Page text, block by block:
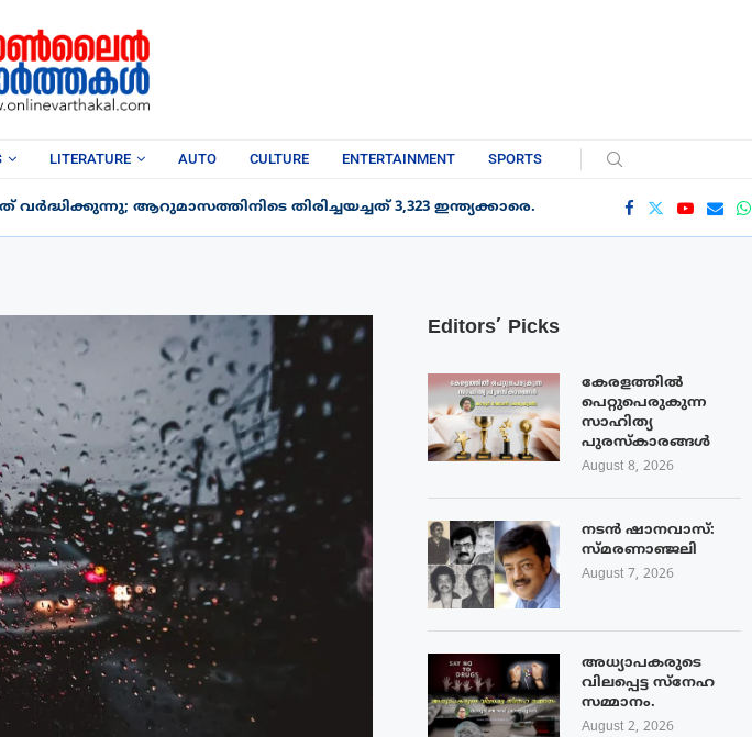
LITERATURE AUTO CULTURE ENTERTAINMENT SPORTS
ആറുമാസത്തിനിടെ തിരിച്ചയച്ചത് 3,323 ഇന്ത്യക്കാരെ.
Editors’ Picks
കേരളത്തിൽ
പെറ്റുപെരുകുന്ന
സാഹിത്യ
പുരസ്‌കാരങ്ങൾ
August 8, 2026
നടൻ ഷാനവാസ്:
സ്മരണാഞ്ജലി
August 7, 2026
അധ്യാപകരുടെ
വിലപ്പെട്ട സ്നേഹ
സമ്മാനം.
August 2, 2026